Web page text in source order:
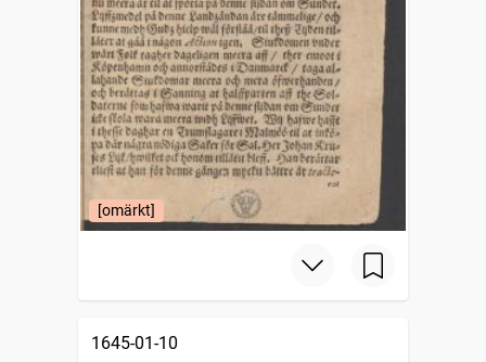
[omärkt]
1645-01-10